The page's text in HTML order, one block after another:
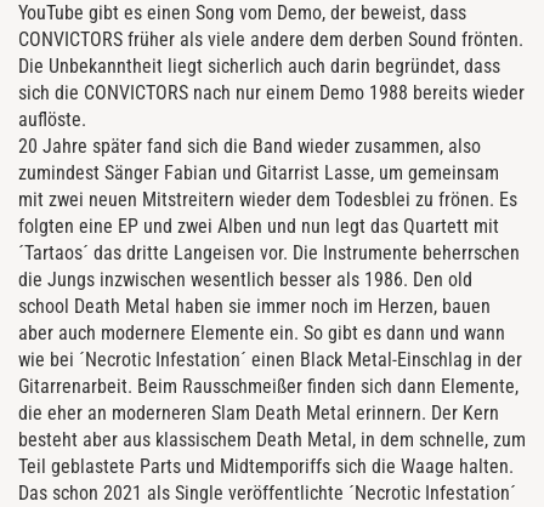
YouTube gibt es einen Song vom Demo, der beweist, dass
CONVICTORS früher als viele andere dem derben Sound frönten.
Die Unbekanntheit liegt sicherlich auch darin begründet, dass
sich die CONVICTORS nach nur einem Demo 1988 bereits wieder
auflöste.
20 Jahre später fand sich die Band wieder zusammen, also
zumindest Sänger Fabian und Gitarrist Lasse, um gemeinsam
mit zwei neuen Mitstreitern wieder dem Todesblei zu frönen. Es
folgten eine EP und zwei Alben und nun legt das Quartett mit
´Tartaos´ das dritte Langeisen vor. Die Instrumente beherrschen
die Jungs inzwischen wesentlich besser als 1986. Den old
school Death Metal haben sie immer noch im Herzen, bauen
aber auch modernere Elemente ein. So gibt es dann und wann
wie bei ´Necrotic Infestation´ einen Black Metal-Einschlag in der
Gitarrenarbeit. Beim Rausschmeißer finden sich dann Elemente,
die eher an moderneren Slam Death Metal erinnern. Der Kern
besteht aber aus klassischem Death Metal, in dem schnelle, zum
Teil geblastete Parts und Midtemporiffs sich die Waage halten.
Das schon 2021 als Single veröffentlichte ´Necrotic Infestation´